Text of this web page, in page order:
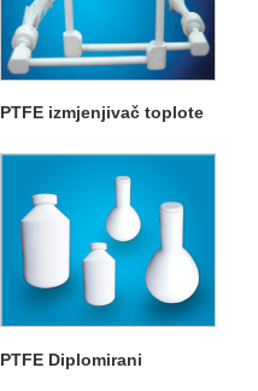
PTFE izmjenjivač toplote
PTFE Diplomirani